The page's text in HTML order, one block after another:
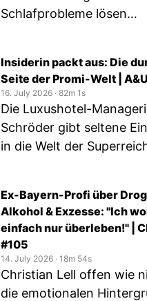
Schlafprobleme lösen…
Insiderin packt aus: Die
Seite der Promi-Welt |
16. July 2026 ‧ 82m 1s
Die Luxushotel-
Schröder gibt seltene
in die Welt der
Ex-Bayern-Profi über
Alkohol & Exzesse: "Ich
einfach nur überleben!" |
#105
14. July 2026 ‧ 18m 54s
Christian Lell offen wie
die emotionalen